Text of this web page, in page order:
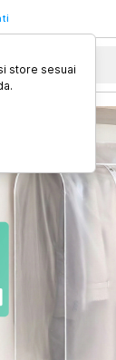
store sesuai